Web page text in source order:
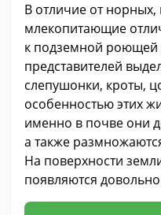
В отличие от
млекопитающие
к подземной роющей
представителей
слепушонки, кроты,
особенностью этих
именно в почве они
а также
На поверхности
появляются